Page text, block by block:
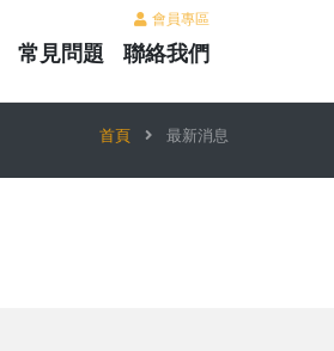
會員專區
常見問題 聯絡我們
首頁 最新消息